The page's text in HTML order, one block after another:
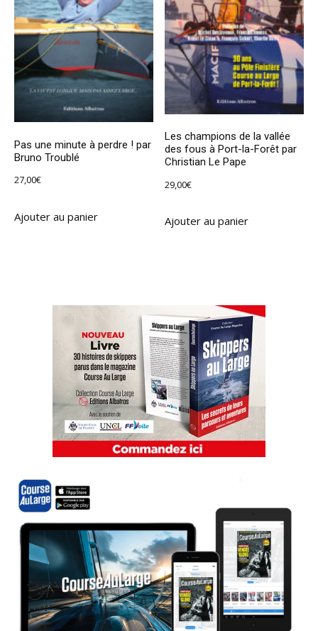
Pas une minute à perdre ! par
Bruno Troublé
27,00€
Ajouter au panier
Les champions de la vallée
des fous à Port-la-Forêt par
Christian Le Pape
29,00€
Ajouter au panier